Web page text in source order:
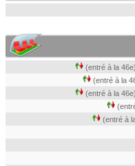
(entré à la 46e)
(entré à la
(entré à la 46e)
(entré à